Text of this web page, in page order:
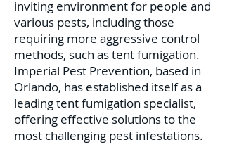
inviting environment for people and
various pests, including those
requiring more aggressive control
methods, such as tent fumigation.
Imperial Pest Prevention, based in
Orlando, has established itself as a
leading tent fumigation specialist,
offering effective solutions to the
most challenging pest infestations.